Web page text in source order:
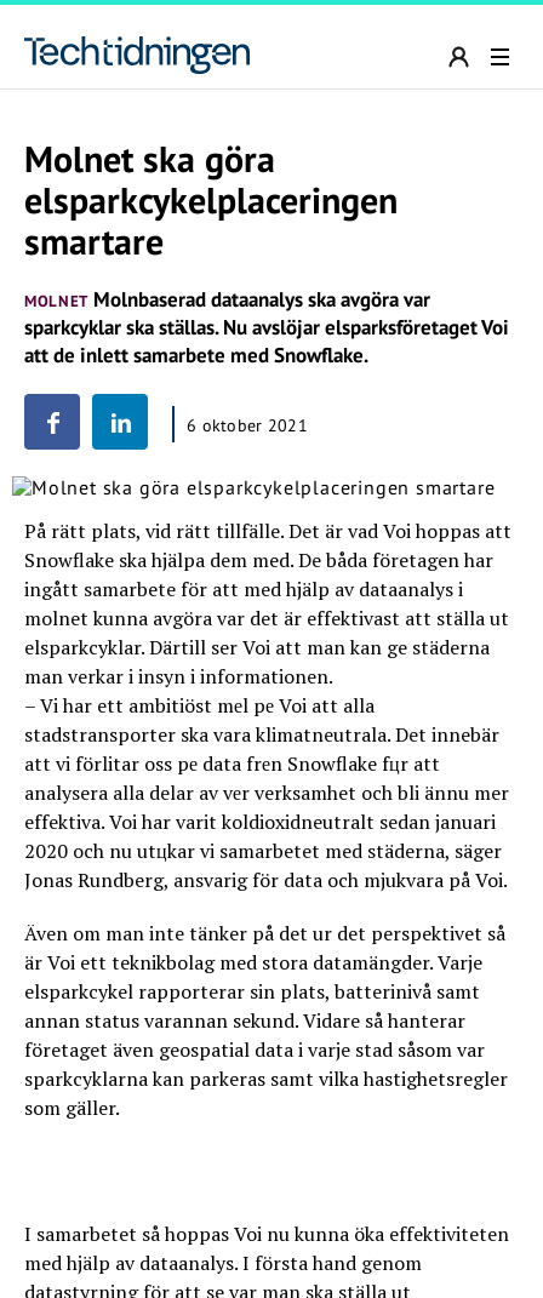
Molnet ska göra
elsparkcykelplaceringen
smartare
MOLNETMolnbaserad dataanalys ska avgöra var
sparkcyklar ska ställas. Nu avslöjar elsparksföretaget Voi
att de inlett samarbete med Snowflake.
6 oktober 2021
På rätt plats, vid rätt tillfälle. Det är vad Voi hoppas att
Snowflake ska hjälpa dem med. De båda företagen har
ingått samarbete för att med hjälp av dataanalys i
molnet kunna avgöra var det är effektivast att ställa ut
elsparkcyklar. Därtill ser Voi att man kan ge städerna
man verkar i insyn i informationen.
– Vi har ett ambitiöst mеl pе Voi att alla
stadstransporter ska vara klimatneutrala. Det innebär
att vi förlitar oss pе data frеn Snowflake fцr att
analysera alla delar av vеr verksamhet och bli ännu mer
effektiva. Voi har varit koldioxidneutralt sedan januari
2020 och nu utцkar vi samarbetet med städerna, säger
Jonas Rundberg, ansvarig för data och mjukvara på Voi.
Även om man inte tänker på det ur det perspektivet så
är Voi ett teknikbolag med stora datamängder. Varje
elsparkcykel rapporterar sin plats, batterinivå samt
annan status varannan sekund. Vidare så hanterar
företaget även geospatial data i varje stad såsom var
sparkcyklarna kan parkeras samt vilka hastighetsregler
som gäller.
I samarbetet så hoppas Voi nu kunna öka effektiviteten
med hjälp av dataanalys. I första hand genom
datastyrning för att se var man ska ställa ut